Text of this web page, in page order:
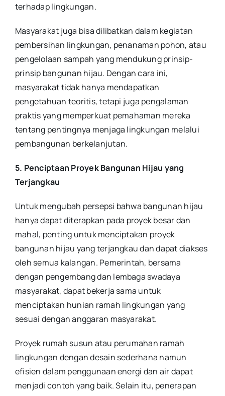
terhadap lingkungan.
Masyarakat juga bisa dilibatkan dalam kegiatan
pembersihan lingkungan, penanaman pohon, atau
pengelolaan sampah yang mendukung prinsip-
prinsip bangunan hijau. Dengan cara ini,
masyarakat tidak hanya mendapatkan
pengetahuan teoritis, tetapi juga pengalaman
praktis yang memperkuat pemahaman mereka
tentang pentingnya menjaga lingkungan melalui
pembangunan berkelanjutan.
5. Penciptaan Proyek Bangunan Hijau yang
Terjangkau
Untuk mengubah persepsi bahwa bangunan hijau
hanya dapat diterapkan pada proyek besar dan
mahal, penting untuk menciptakan proyek
bangunan hijau yang terjangkau dan dapat diakses
oleh semua kalangan. Pemerintah, bersama
dengan pengembang dan lembaga swadaya
masyarakat, dapat bekerja sama untuk
menciptakan hunian ramah lingkungan yang
sesuai dengan anggaran masyarakat.
Proyek rumah susun atau perumahan ramah
lingkungan dengan desain sederhana namun
efisien dalam penggunaan energi dan air dapat
menjadi contoh yang baik. Selain itu, penerapan